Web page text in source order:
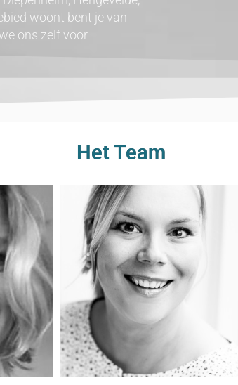
woont bent je van
ons zelf voor
Het Team